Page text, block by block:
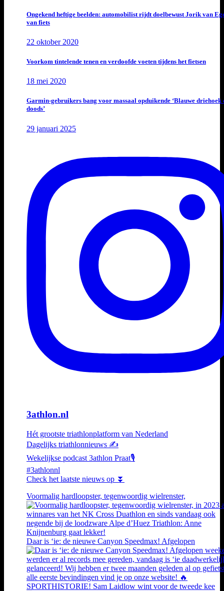
Ongekend heftige beelden: automobilist rijdt doelbewust Jorik van
van fiets
22 oktober 2020
Voorkom tintelende tenen en verdoofde voeten tijdens het fietsen
18 mei 2020
Garmin-gebruikers bang voor massaal opduikende ‘Blauwe driehoek
doods’
29 januari 2025
3athlon.nl
Hét grootste triathlonplatform van Nederland
Dagelijks triathlonnieuws ✍️
Wekelijkse podcast 3athlon Praat🎙️
#3athlonnl
Check het laatste nieuws op ⏬
Voormalig hardloopster, tegenwoordig wielrenster,
Daar is ‘ie: de nieuwe Canyon Speedmax! Afgelopen
SPORTHISTORIE! Sam Laidlow wint voor de tweede kee